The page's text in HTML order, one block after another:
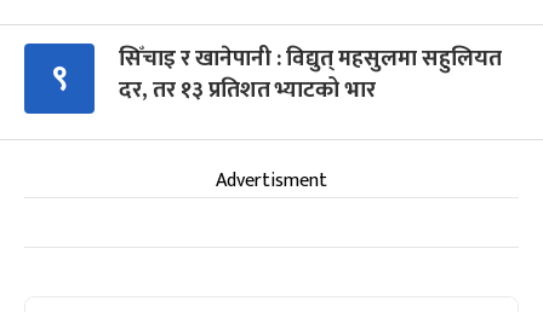
९
सिँचाइ र खानेपानी : विद्युत् महसुलमा सहुलियत
दर, तर १३ प्रतिशत भ्याटको भार
Advertisment